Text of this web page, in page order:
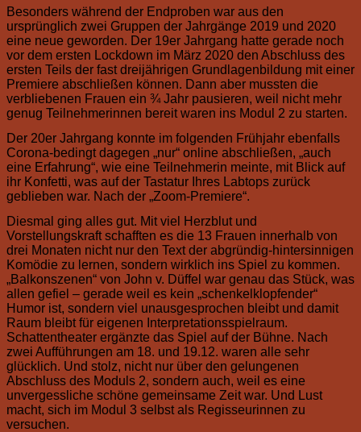
Besonders während der Endproben war aus den
ursprünglich zwei Gruppen der Jahrgänge 2019 und 2020
eine neue geworden. Der 19er Jahrgang hatte gerade noch
vor dem ersten Lockdown im März 2020 den Abschluss des
ersten Teils der fast dreijährigen Grundlagenbildung mit einer
Premiere abschließen können. Dann aber mussten die
verbliebenen Frauen ein ¾ Jahr pausieren, weil nicht mehr
genug Teilnehmerinnen bereit waren ins Modul 2 zu starten.
Der 20er Jahrgang konnte im folgenden Frühjahr ebenfalls
Corona-bedingt dagegen „nur“ online abschließen, „auch
eine Erfahrung“, wie eine Teilnehmerin meinte, mit Blick auf
ihr Konfetti, was auf der Tastatur Ihres Labtops zurück
geblieben war. Nach der „Zoom-Premiere“.
Diesmal ging alles gut. Mit viel Herzblut und
Vorstellungskraft schafften es die 13 Frauen innerhalb von
drei Monaten nicht nur den Text der abgründig-hintersinnigen
Komödie zu lernen, sondern wirklich ins Spiel zu kommen.
„Balkonszenen“ von John v. Düffel war genau das Stück, was
allen gefiel – gerade weil es kein „schenkelklopfender“
Humor ist, sondern viel unausgesprochen bleibt und damit
Raum bleibt für eigenen Interpretationsspielraum.
Schattentheater ergänzte das Spiel auf der Bühne. Nach
zwei Aufführungen am 18. und 19.12. waren alle sehr
glücklich. Und stolz, nicht nur über den gelungenen
Abschluss des Moduls 2, sondern auch, weil es eine
unvergessliche schöne gemeinsame Zeit war. Und Lust
macht, sich im Modul 3 selbst als Regisseurinnen zu
versuchen.